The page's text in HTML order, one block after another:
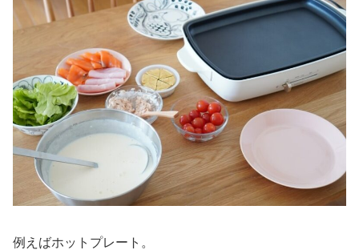
例えばホットプレート。